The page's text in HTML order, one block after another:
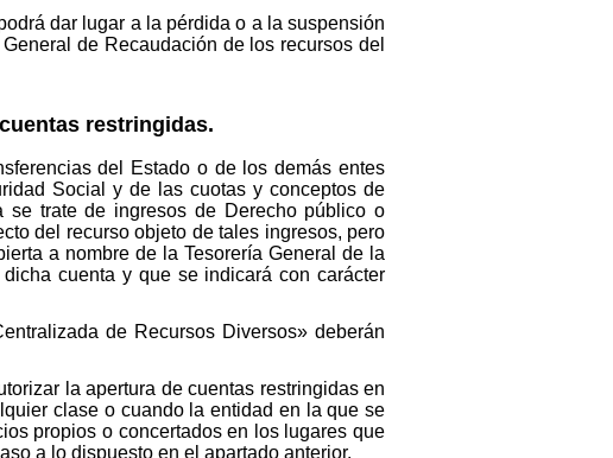
dar lugar a la pérdida o a la suspensión
de Recaudación de los recursos del
restringidas.
del Estado o de los demás entes
Social y de las cuotas y conceptos de
se trate de ingresos de Derecho público o
del recurso objeto de tales ingresos, pero
a nombre de la Tesorería General de la
cuenta y que se indicará con carácter
de Recursos Diversos» deberán
la apertura de cuentas restringidas en
clase o cuando la entidad en la que se
propios o concertados en los lugares que
a lo dispuesto en el apartado anterior.